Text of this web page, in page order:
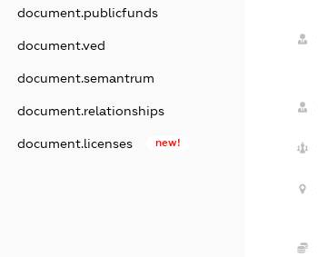
document.publicfunds
document.ved
document.semantrum
document.relationships
document.licenses new!